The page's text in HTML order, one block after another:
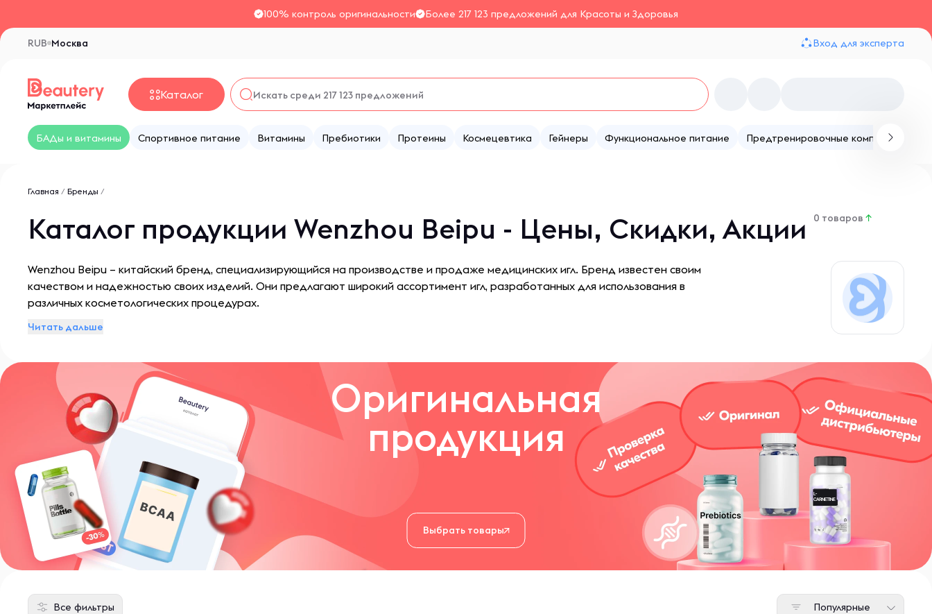
100% контроль оригинальности Более 217 123 предложений для Красоты и Здоровья
Москва
RUB Вход для эксперта
Каталог
БАДы и витамины Спортивное питание Витамины Пребиотики Протеины Космецевтика Гейнеры Функциональное питание Предтренировочные комплексы
Главная / Бренды /
Каталог продукции Wenzhou Beipu - Цены, Скидки, Акции 0 товаров ↑
Wenzhou Beipu – китайский бренд, специализирующийся на производстве и продаже медицинских игл. Бренд известен своим
качеством и надежностью своих изделий. Они предлагают широкий ассортимент игл, разработанных для использования в
различных косметологических процедурах.
Читать дальше
Оригинальная
продукция
Выбрать товары
Все фильтры Популярные